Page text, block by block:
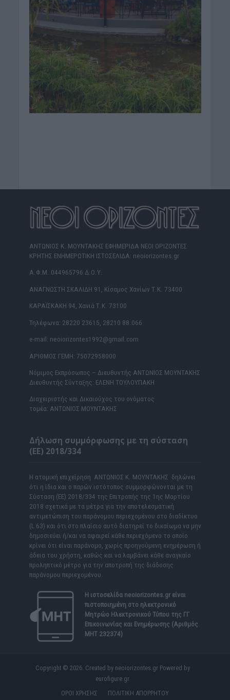
ΑΝΤΩΝΙΟΣ Κ. ΜΟΥΝΤΑΚΗΣ ΕΦΗΜΕΡΙΔΑ ΝΕΟΙ ΟΡΙΖΟΝΤΕΣ
ΚΡΗΤΗΣ ΕΝΗΜΕΡΩΤΙΚΗ ΙΣΤΟΣΕΛΙΔΑ: neoiorizontes.gr
Α.Φ.Μ. 044965796 Δ.Ο.Υ.
ΑΝΑΓΝΩΣΤΗ ΣΚΑΛΙΔΗ 91, Κίσαμος Χανίων Τ.Κ. 73400
ΚΑΡΑΪΣΚΑΚΗ 94, Χανιά Τ.Κ. 73100
Τηλέφωνα: 28220 23615, 28210 88.066
e-mail: neoiorizontes1992@gmail.com
ΑΡΙΘΜΟΣ ΓΕΜΗ: 75072958000
Νόμιμος Εκπρόσωπος – Διευθυντής ΑΝΤΩΝΙΟΣ ΜΟΥΝΤΑΚΗΣ
Διευθυντής Σύνταξης: ΕΛΕΝΗ ΤΟΥΛΟΥΠΑΚΗ
Διαχειριστής και Δικαιούχος του ονόματος
τομέα: ΑΝΤΩΝΙΟΣ ΜΟΥΝΤΑΚΗΣ
Δήλωση συμμόρφωσης με τη σύσταση
(ΕΕ) 2018/334
Η ατομική επιχείρηση ΑΝΤΩΝΙΟΣ Κ. ΜΟΥΝΤΑΚΗΣ δηλώνει
ότι η ίδια και ο παρών ιστότοπος συμμορφώνονται με τη
Σύσταση (ΕΕ) 2018/334 της Επιτροπής της 1ης Μαρτίου
2018 σχετικά με τα μέτρα για την αποτελεσματική
αντιμετώπιση του παράνομου περιεχομένου στο διαδίκτυο
(L 63) και ότι στο πλαίσιο αυτό διατηρεί το δικαίωμα να μην
δημοσιεύει ή/και να αφαιρεί κάθε περιεχόμενο το οποίο
κρίνει ότι είναι παράνομο, χωρίς προηγούμενη ενημέρωση ή
άδεια του χρήστη, καθώς και να λαμβάνει κάθε αναγκαίο
προληπτικό μέτρο για την αποτροπή της διάδοσης
παράνομου περιεχομένου.
Η ιστοσελίδα neoiorizontes.grείναι
πιστοποιημένη στο ηλεκτρονικό
Μητρώο Ηλεκτρονικού Τύπου της ΓΓ
Επικοινωνίας και Ενημέρωσης (Αριθμός
ΜΗΤ 232374)
Copyright © 2026. Created by neoiorizontes.gr Powered by
eurofigure.gr
ΟΡΟΙ ΧΡΗΣΗΣ
ΠΟΛΙΤΙΚΗ ΑΠΟΡΡΗΤΟΥ